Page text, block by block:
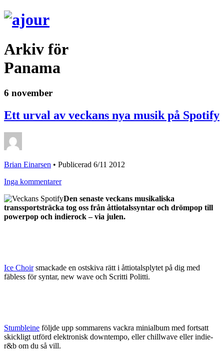
Arkiv för
Panama
6 november
Ett urval av veckans nya musik på Spotify
Brian Einarsen • Publicerad 6/11 2012
Inga kommentarer
Den senaste veckans musikaliska
transsportsträcka tog oss från åttiotalssyntar och drömpop till
powerpop och indierock – via julen.
Ice Choirsmackade en ostskiva rätt i åttiotalsplytet på dig med
fäbless för syntar, new wave och Scritti Politti.
Stumbleine följde upp sommarens vackra minialbum med fortsatt
skickligt utförd elektronisk downtempo, eller chillwave eller indie-
r&b om du så vill.